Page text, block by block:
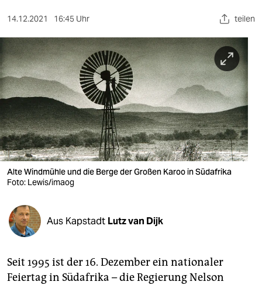
sport
berlin
nord
wahrheit
verlag
verlag
veranstaltungen
shop
unterstützen
14.12.2021 16:45 Uhr teilen
Alte Windmühle und die Berge der Großen Karoo in Südafrika
Foto: Lewis/imaog
Aus Kapstadt Lutz van Dijk
Seit 1995 ist der 16. Dezember ein nationaler
Feiertag in Südafrika – die Regierung Nelson